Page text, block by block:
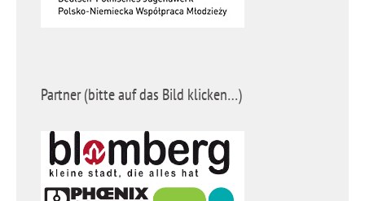
Partner (bitte auf das Bild klicken…)